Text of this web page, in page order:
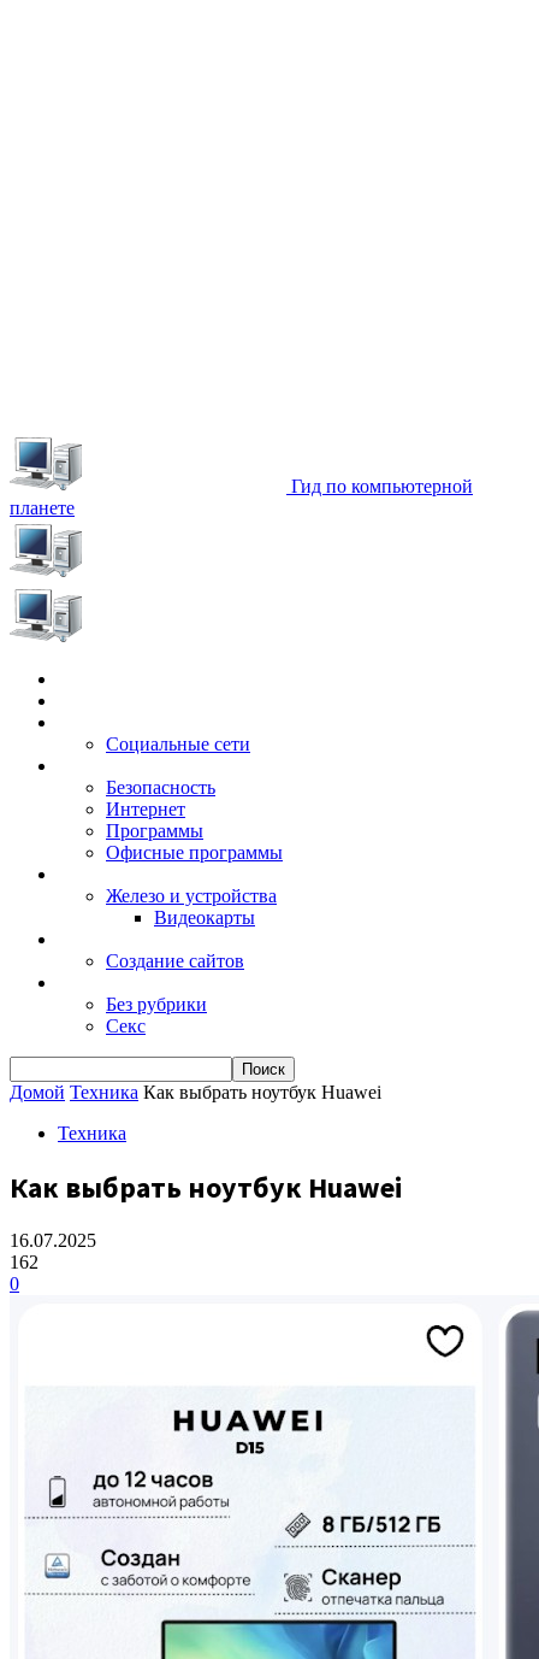
Гид по компьютерной
планете
Социальные сети
Безопасность
Интернет
Программы
Офисные программы
Железо и устройства
Видеокарты
Создание сайтов
Без рубрики
Секс
Домой Техника Как выбрать ноутбук Huawei
Техника
Как выбрать ноутбук Huawei
16.07.2025
162
0